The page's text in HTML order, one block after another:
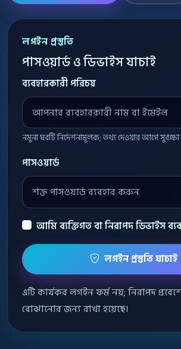
লগইন প্রস্তুতি
পাসওয়ার্ড ও ডিভাইস যাচাই
ব্যবহারকারী পরিচয়
নমুনা ঘরটি নির্দেশনামূলক; তথ্য দেওয়ার আগে
পাসওয়ার্ড
আমি ব্যক্তিগত বা নিরাপদ ডিভাইস
লগইন প্রস্তুতি যাচাই
এটি কার্যকর লগইন ফর্ম নয়; নিরাপদ
বোঝানোর জন্য রাখা হয়েছে।